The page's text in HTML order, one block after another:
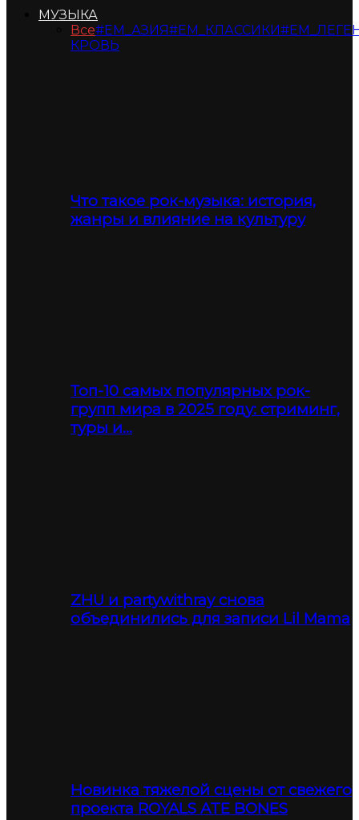
МУЗЫКА
Все#ЕМ_АЗИЯ#ЕМ_КЛАССИКИ
КРОВЬ
Что такое рок-музыка: история,
жанры и влияние на культуру
Топ-10 самых популярных рок-
групп мира в 2025 году: стриминг,
туры и…
ZHU и partywithray снова
объединились для записи Lil Mama
Новинка тяжелой сцены от свежего
проекта ROYALS ATE BONES